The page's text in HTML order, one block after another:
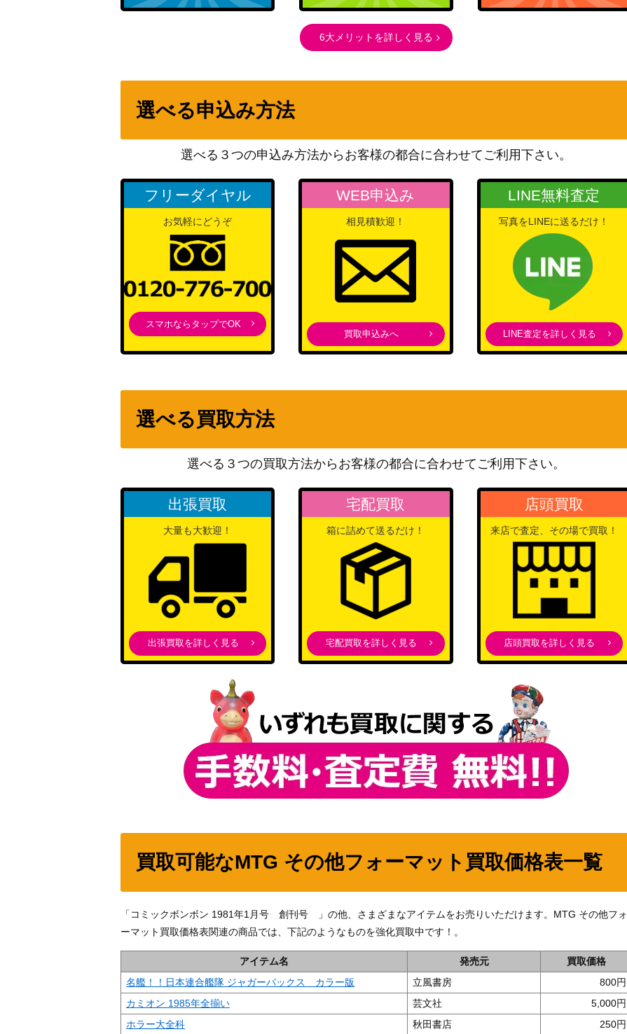
6大メリットを詳しく見る
選べる申込み方法
選べる３つの申込み方法からお客様の都合に合わせてご利用下さい。
フリーダイヤル
お気軽にどうぞ
スマホならタップでOK
WEB申込み
相見積歓迎！
買取申込みへ
LINE無料査定
写真をLINEに送るだけ！
LINE査定を詳しく見る
選べる買取方法
選べる３つの買取方法からお客様の都合に合わせてご利用下さい。
出張買取
大量も大歓迎！
出張買取を詳しく見る
宅配買取
箱に詰めて送るだけ！
宅配買取を詳しく見る
店頭買取
来店で査定、その場で買取！
店頭買取を詳しく見る
買取可能なMTG その他フォーマット買取価格表一覧
「コミックボンボン 1981年1月号 創刊号 」の他、さまざまなアイテムをお売りいただけます。MTG その他フォ
ーマット買取価格表関連の商品では、下記のようなものを強化買取中です！。
アイテム名 発売元
買取価格
名艦！！日本連合艦隊 ジャガーバックス カラー版
立風書房
800
カミオン 1985年全揃い
芸文社
5,000
ホラー大全科
秋田書店
250